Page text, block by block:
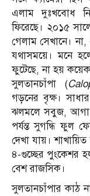
এলাম দুঃখবোধ
ফিরেছে। ২০১৫
গেলাম সেখানে।
যথাসময়ে। মনে
ফুটেছে, না হয়
সুলতানচাঁপা (
গড়নের বৃক্ষ।
ঝলমলে সবুজ, আগা
পর্যন্ত সুগন্ধি ফুল
দেখা যায়।
৪-গুচ্ছের পুংকেশর
বেশ রাজসিক।
সুলতানচাঁপার কাঠ